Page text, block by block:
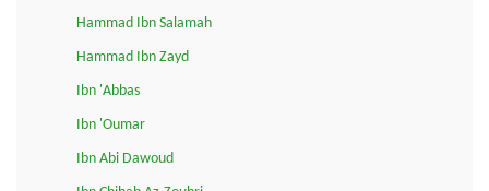
Hammad Ibn Salamah
Hammad Ibn Zayd
Ibn 'Abbas
Ibn 'Oumar
Ibn Abi Dawoud